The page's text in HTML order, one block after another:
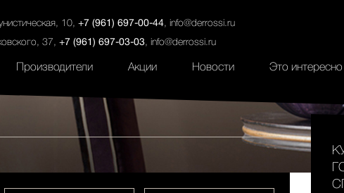
10, +7 (961) 697-00-44, info@derrossi.ru
37, +7 (961) 697-03-03, info@derrossi.ru
Салоны Услуги Наши проекты
Производители Акции Новости Это интересно